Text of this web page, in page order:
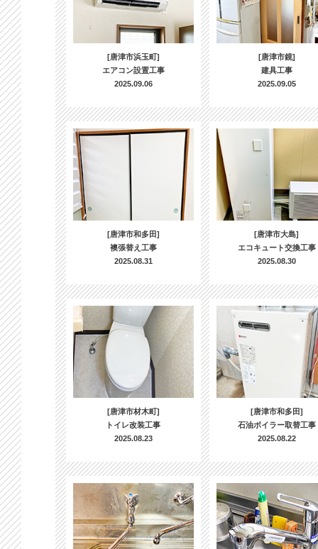
[唐津市浜玉町]
エアコン設置工事
2025.09.06
[唐津市鏡]
建具工事
2025.09.05
[唐津市和多田]
襖張替え工事
2025.08.31
[唐津市大島]
エコキュート交換工事
2025.08.30
[唐津市材木町]
トイレ改装工事
2025.08.23
[唐津市和多田]
石油ボイラー取替工事
2025.08.22